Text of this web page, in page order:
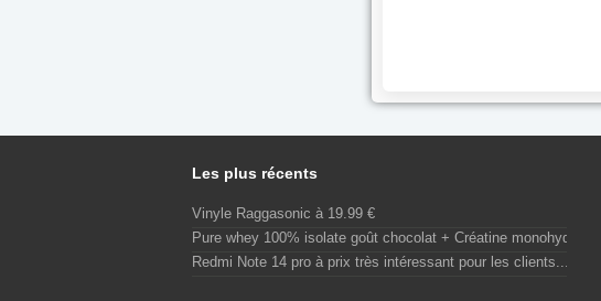
Les plus récents
Vinyle Raggasonic à 19.99 €
Pure whey 100% isolate goût chocolat + Créatine monohydrate...
Redmi Note 14 pro à prix très intéressant pour les clients...